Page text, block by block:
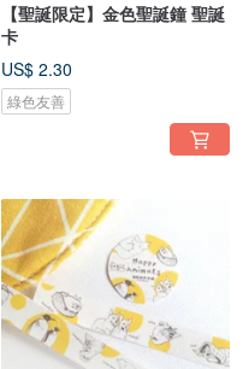
【聖誕限定】金色聖誕鐘 聖誕
卡
US$ 2.30
綠色友善